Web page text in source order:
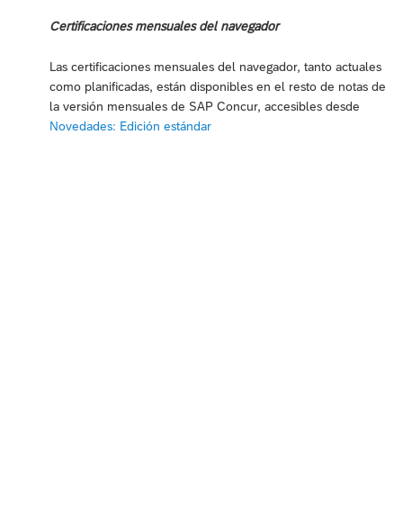
Certificaciones mensuales del navegador
Las certificaciones mensuales del navegador, tanto actuales
como planificadas, están disponibles en el resto de notas de
la versión mensuales de SAP Concur, accesibles desde
Novedades: Edición estándar